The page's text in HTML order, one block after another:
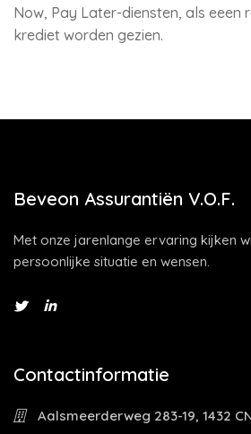
Now, Pay Later-diensten, als eeen
krediet worden gezien.
Beveon Assurantiën V.O.F.
Met onze jarenlange ervaring kijken
persoonlijke situatie en wensen.
Contactinformatie
Aalsmeerderweg 283-19, 1432